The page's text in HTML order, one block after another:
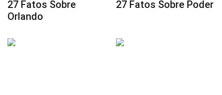
27 Fatos Sobre
Orlando
27 Fatos Sobre Poder